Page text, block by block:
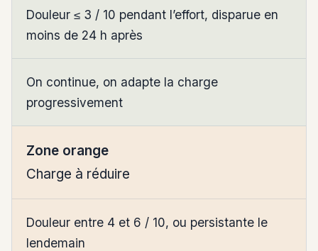
Douleur ≤ 3 / 10 pendant l’effort, disparue en
moins de 24 h après
On continue, on adapte la charge
progressivement
Zone orange
Charge à réduire
Douleur entre 4 et 6 / 10, ou persistante le
lendemain